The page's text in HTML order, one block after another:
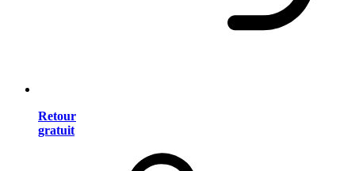
Retour
gratuit